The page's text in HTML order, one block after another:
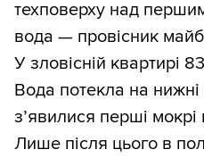
техповерху над
вода — провісник
У зловісній квартирі
Вода потекла на
з’явилися перші
Лише після цього в